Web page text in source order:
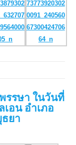
รรษา ในวันที่
อน อำเภอ
ยา